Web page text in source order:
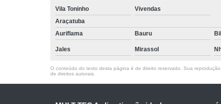
Vila Toninho
Vivendas
Araçatuba
Auriflama
Bauru
Jales Mirassol
O conteúdo do texto desta página é de direito reservado. Sua
de direitos autorais